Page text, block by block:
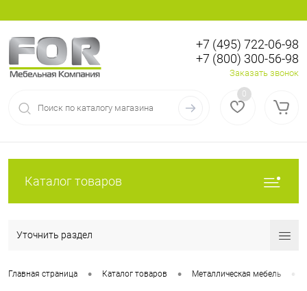
Регистрация
+7 (495) 722-06-98
+7 (800) 300-56-98
Заказать звонок
0
Каталог товаров
Уточнить раздел
Главная страница • Каталог товаров • Металлическая мебель •